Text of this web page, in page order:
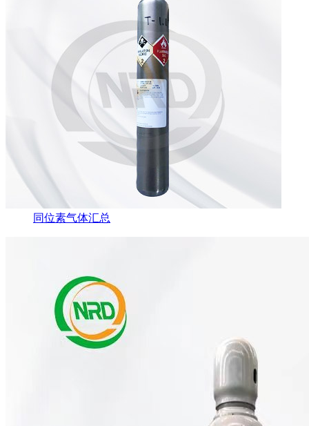
同位素气体汇总